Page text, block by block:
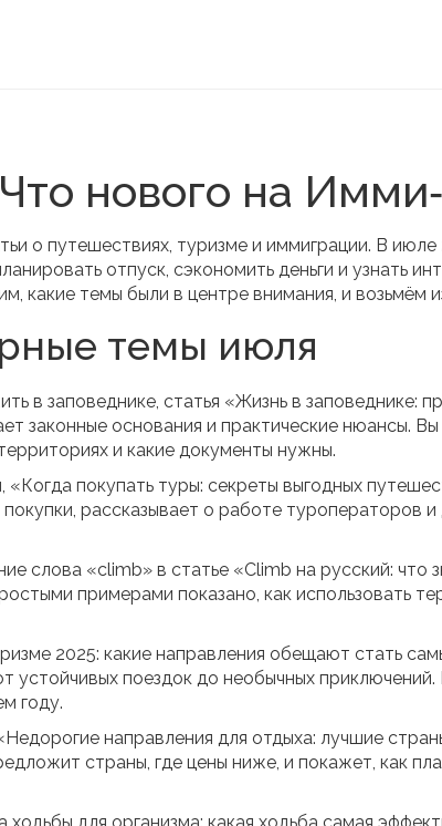
нового на
о путешествиях, туризме и иммиграции. В июле
отпуск, сэкономить деньги и узнать
какие темы были в центре внимания, и возьмём
темы июля
в заповеднике, статья «Жизнь в заповеднике:
законные основания и практические нюансы. Вы
и какие документы нужны.
покупать туры: секреты выгодных
рассказывает о работе туроператоров
слова «climb» в статье «Climb на русский: что
примерами показано, как использовать
2025: какие направления обещают стать
устойчивых поездок до необычных
году.
направления для отдыха: лучшие
страны, где цены ниже, и покажет, как